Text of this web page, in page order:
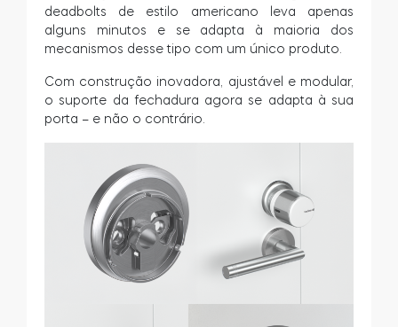
deadbolts de estilo americano leva apenas
alguns minutos e se adapta à maioria dos
mecanismos desse tipo com um único produto.
Com construção inovadora, ajustável e modular,
o suporte da fechadura agora se adapta à sua
porta – e não o contrário.